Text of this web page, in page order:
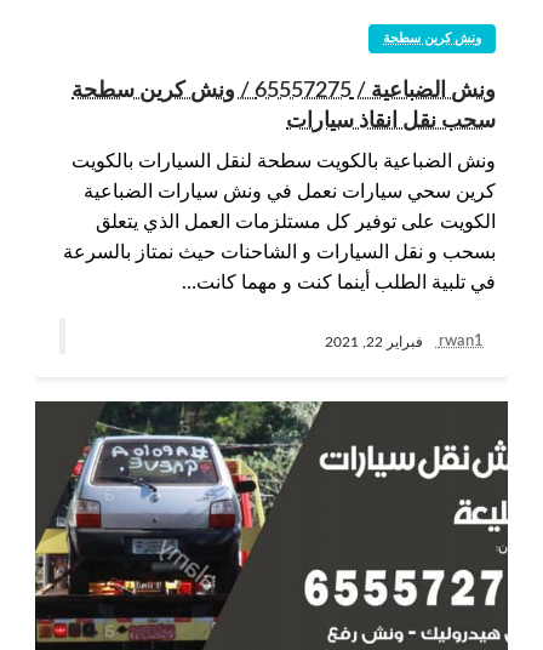
ونش كرين سطحة
ونش الضباعية / 65557275 / ونش كرين سطحة
سحب نقل انقاذ سيارات
ونش الضباعية بالكويت سطحة لنقل السيارات بالكويت
كرين سحي سيارات نعمل في ونش سيارات الضباعية
الكويت على توفير كل مستلزمات العمل الذي يتعلق
بسحب و نقل السيارات و الشاحنات حيث نمتاز بالسرعة
في تلبية الطلب أينما كنت و مهما كانت…
rwan1 فبراير 22, 2021